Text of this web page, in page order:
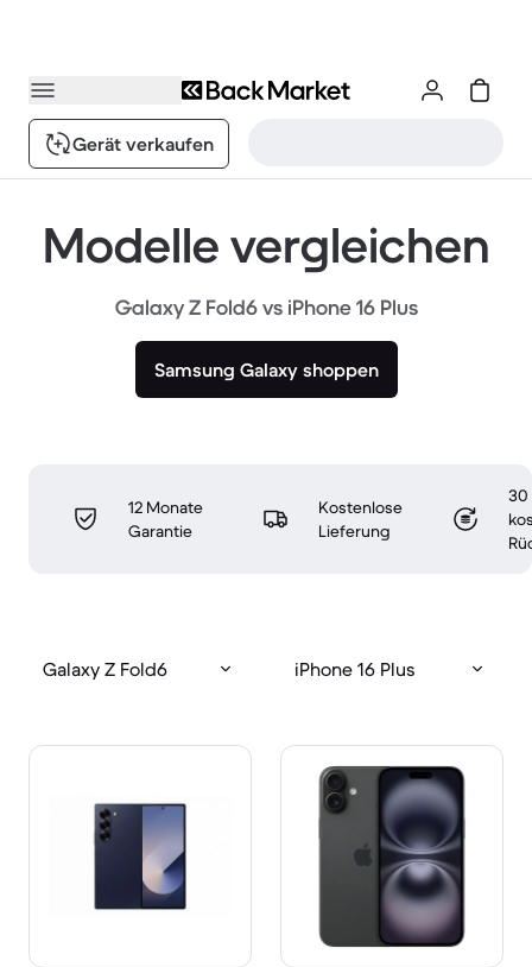
Gerät verkaufen
Modelle vergleichen
Galaxy Z Fold6 vs iPhone 16 Plus
Samsung Galaxy shoppen
12 Monate
Garantie
Kostenlose
Lieferung
30
Galaxy Z Fold6 iPhone 16 Plus